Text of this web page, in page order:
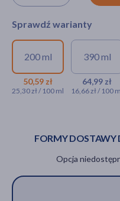
Sprawdź warianty
200 ml
50,59 zł
25,30 zł / 100 ml
390 ml
64,99 zł
16,66 zł / 100
FORMY DOSTAWY
Opcja